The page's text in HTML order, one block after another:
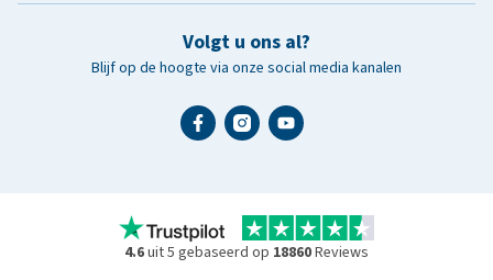
Volgt u ons al?
Blijf op de hoogte via onze social media kanalen
4.6uit 5 gebaseerd op 18860Reviews